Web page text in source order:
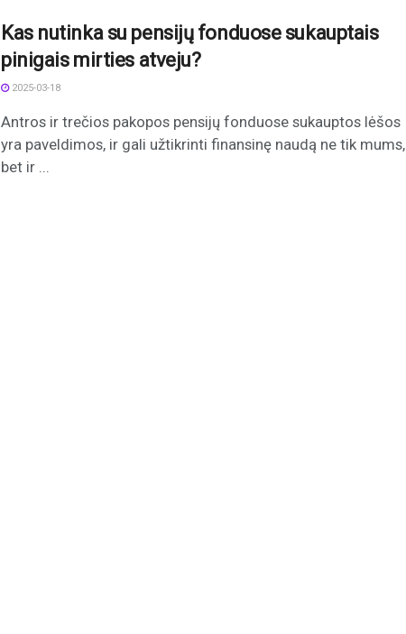
Kas nutinka su pensijų fonduose sukauptais
pinigais mirties atveju?
2025-03-18
Antros ir trečios pakopos pensijų fonduose sukauptos lėšos
yra paveldimos, ir gali užtikrinti finansinę naudą ne tik mums,
bet ir ...